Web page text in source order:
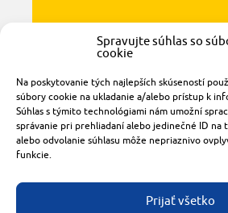
Spravujte súhlas so
cookie
Na poskytovanie tých najlepších skúseností
súbory cookie na ukladanie a/alebo prístup k
Súhlas s týmito technológiami nám umožní
správanie pri prehliadaní alebo jedinečné ID na
alebo odvolanie súhlasu môže nepriaznivo
funkcie.
Prijať všetko
921 01
+421 905
made with